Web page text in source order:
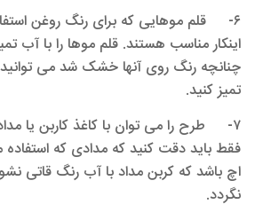
۶- قلم موهایی که برای رنگ روغن
اینکار مناسب هستند. قلم موها را با آب
چنانچه رنگ روی آنها خشک شد می توانید با
تمیز کنید.
۷- طرح را می توان با کاغذ کاربن یا
فقط باید دقت کنید که مدادی که
اچ باشد که کربن مداد با آب رنگ قاتی
نگردد.